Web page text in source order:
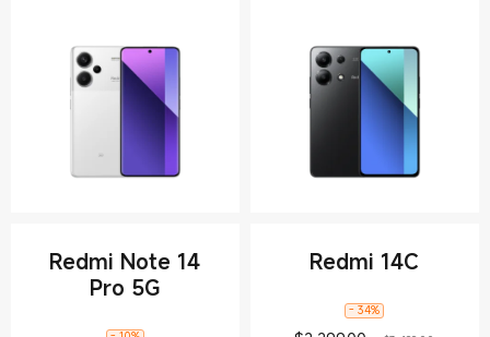
Redmi Note 14
Pro 5G
Redmi 14C
- 34%